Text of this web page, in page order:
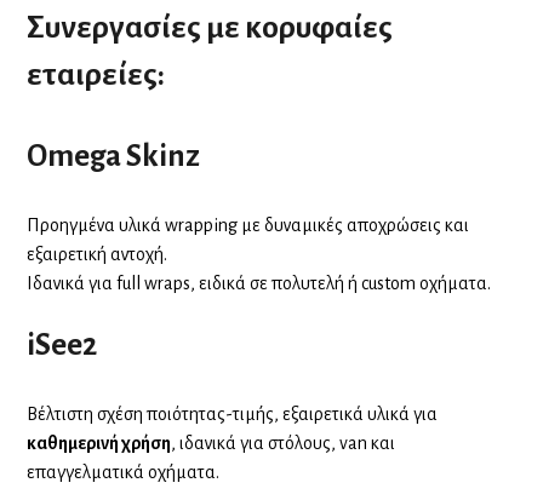
Συνεργασίες με κορυφαίες
εταιρείες:
Omega Skinz
Προηγμένα υλικά wrapping με δυναμικές αποχρώσεις και
εξαιρετική αντοχή.
Ιδανικά για full wraps, ειδικά σε πολυτελή ή custom οχήματα.
iSee2
Βέλτιστη σχέση ποιότητας-τιμής, εξαιρετικά υλικά για
καθημερινή χρήση, ιδανικά για στόλους, van και
επαγγελματικά οχήματα.